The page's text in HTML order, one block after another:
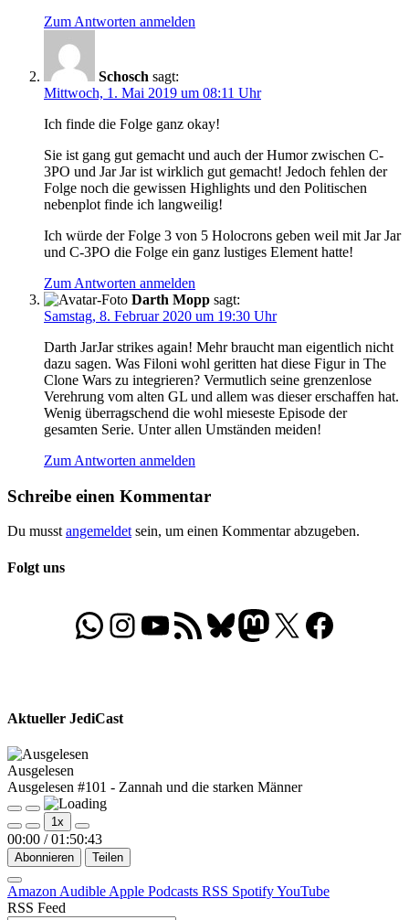
Zum Antworten anmelden
Schosch sagt:
Mittwoch, 1. Mai 2019 um 08:11 Uhr
Ich finde die Folge ganz okay!
Sie ist gang gut gemacht und auch der Humor zwischen C-
3PO und Jar Jar ist wirklich gut gemacht! Jedoch fehlen der
Folge noch die gewissen Highlights und den Politischen
nebenplot finde ich langweilig!
Ich würde der Folge 3 von 5 Holocrons geben weil mit Jar Jar
und C-3PO die Folge ein ganz lustiges Element hatte!
Zum Antworten anmelden
Darth Mopp sagt:
Samstag, 8. Februar 2020 um 19:30 Uhr
Darth JarJar strikes again! Mehr braucht man eigentlich nicht
dazu sagen. Was Filoni wohl geritten hat diese Figur in The
Clone Wars zu integrieren? Vermutlich seine grenzenlose
Verehrung vom alten GL und allem was dieser erschaffen hat.
Wenig überragschend die wohl mieseste Episode der
gesamten Serie. Unter allen Umständen meiden!
Zum Antworten anmelden
Schreibe einen Kommentar
Du musstangemeldetsein, um einen Kommentar abzugeben.
Folgt uns
WhatsApp
Folgt uns auf Instagram
Besucht unseren YouTube-Kanal
RSS-FeedBluesky
Folgt uns auf Mastodon
X Folgt uns auf
Aktueller JediCast
Ausgelesen
Ausgelesen #101 - Zannah und die starken Männer
Play
Episode
Pause
Episode
1x
00:00 / 01:50:43
Abonnieren Teilen
Amazon Audible Apple Podcasts RSS SpotifyYouTube
RSS Feed